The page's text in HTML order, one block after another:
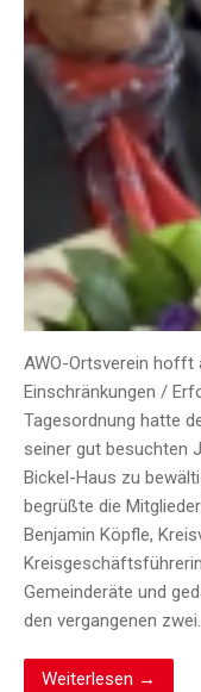
AWO-Ortsverein hofft
Einschränkungen /
Tagesordnung hatte
seiner gut besuchten
Bickel-Haus zu
begrüßte die
Benjamin Köpfle,
Gemeinderäte und
den vergangenen
Weiterlesen →